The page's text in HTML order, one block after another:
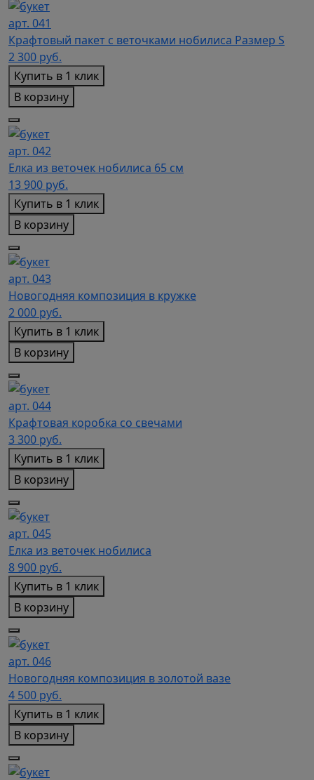
арт. 041
Крафтовый пакет с веточками нобилиса Размер S
2 300 руб.
Купить в 1 клик
В корзину
арт. 042
Елка из веточек нобилиса 65 см
13 900 руб.
Купить в 1 клик
В корзину
арт. 043
Новогодняя композиция в кружке
2 000 руб.
Купить в 1 клик
В корзину
арт. 044
Крафтовая коробка со свечами
3 300 руб.
Купить в 1 клик
В корзину
арт. 045
Елка из веточек нобилиса
8 900 руб.
Купить в 1 клик
В корзину
арт. 046
Новогодняя композиция в золотой вазе
4 500 руб.
Купить в 1 клик
В корзину